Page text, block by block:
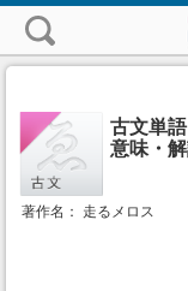
古文単
意味・
著作名： 走るメロス